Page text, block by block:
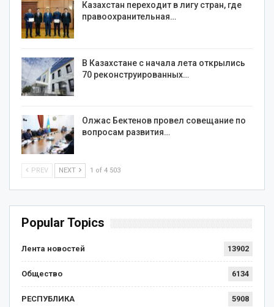
Казахстан переходит в лигу стран, где
правоохранительная…
В Казахстане с начала лета открылись
70 реконструированных…
Олжас Бектенов провел совещание по
вопросам развития…
PREV NEXT 1 of 4 503
Popular Topics
Лента новостей 13902
Общество 6134
РЕСПУБЛИКА 5908